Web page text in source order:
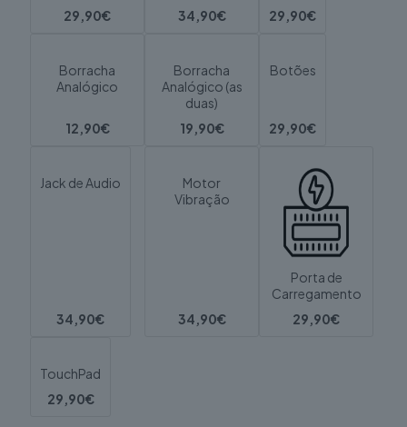
29,90€
34,90€
29,90€
Borracha
Analógico
12,90€
Borracha
Analógico (as
duas)
19,90€
Botões
29,90€
Jack de Audio
34,90€
Motor
Vibração
34,90€
Porta de
Carregamento
29,90€
TouchPad
29,90€